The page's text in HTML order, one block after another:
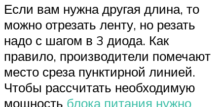
Если вам нужна другая длина, то
можно отрезать ленту, но резать
надо с шагом в 3 диода. Как
правило, производители помечают
место среза пунктирной линией.
Чтобы рассчитать необходимую
мощность блока питания нужно